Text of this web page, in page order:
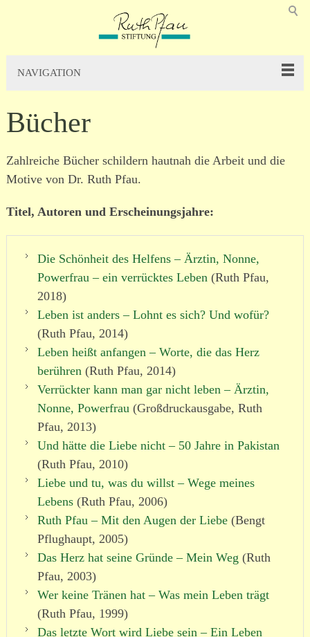
NAVIGATION
Bücher
Zahlreiche Bücher schildern hautnah die Arbeit und die
Motive von Dr. Ruth Pfau.
Titel, Autoren und Erscheinungsjahre:
Die Schönheit des Helfens – Ärztin, Nonne,
Powerfrau – ein verrücktes Leben (Ruth Pfau,
2018)
Leben ist anders – Lohnt es sich? Und wofür?
(Ruth Pfau, 2014)
Leben heißt anfangen – Worte, die das Herz
berühren (Ruth Pfau, 2014)
Verrückter kann man gar nicht leben – Ärztin,
Nonne, Powerfrau (Großdruckausgabe, Ruth
Pfau, 2013)
Und hätte die Liebe nicht – 50 Jahre in Pakistan
(Ruth Pfau, 2010)
Liebe und tu, was du willst – Wege meines
Lebens(Ruth Pfau, 2006)
Ruth Pfau – Mit den Augen der Liebe(Bengt
Pflughaupt, 2005)
Das Herz hat seine Gründe – Mein Weg (Ruth
Pfau, 2003)
Wer keine Tränen hat – Was mein Leben trägt
(Ruth Pfau, 1999)
Das letzte Wort wird Liebe sein – Ein Leben